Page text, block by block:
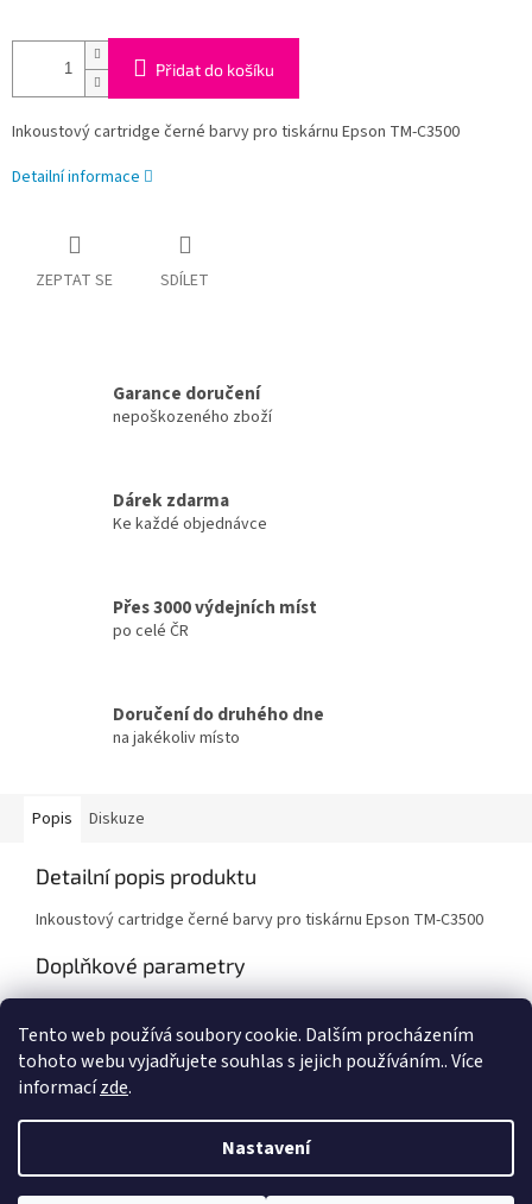
Tento web používá soubory cookie. Dalším procházením
tohoto webu vyjadřujete souhlas s jejich používáním.. Více
informacízde.
Nastavení
Přidat do košíku
Inkoustový cartridge černé barvy pro tiskárnu Epson TM-C3500
Detailní informace
ZEPTAT SE SDÍLET
Garance doručení
nepoškozeného zboží
Dárek zdarma
Ke každé objednávce
Přes 3000 výdejních míst
po celé ČR
Doručení do druhého dne
na jakékoliv místo
Popis Diskuze
Detailní popis produktu
Inkoustový cartridge černé barvy pro tiskárnu Epson TM-C3500
Doplňkové parametry
Záruka: 1 rok
Vytvořil Shoptet